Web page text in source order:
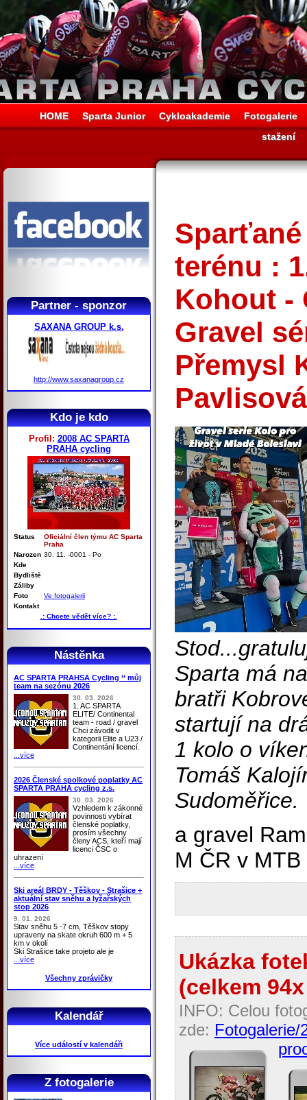
HOME Sparta Junior Cykloakademie
Fotogalerie
stažení
Partner - sponzor
SAXANA GROUP k.s.
http://www.saxanagroup.cz
Kdo je kdo
Profil: 2008 AC SPARTA
PRAHA cycling
Status
Oficiální člen týmu AC Sparta
Praha
Narozen 30. 11. -0001 - Po
Kde
Bydliště
Záliby
Foto
Ve fotogalerii
Kontakt
.: Chcete vědět více? :.
Nástěnka
AC SPARTA PRAHSA Cycling ‘‘ můj
team na sezónu 2026
30. 03. 2026
1. AC SPARTA
ELITE/ Continental
team - road / gravel
Chci závodit v
kategorii Elite a U23 /
Continentání licencí.
...více
2026 Členské spolkové poplatky AC
SPARTA PRAHA cycling z.s.
30. 03. 2026
Vzhledem k zákonné
povinnosti vybírat
členské poplatky,
prosím všechny
členy ACS, kteří mají
licenci ČSC o
uhrazení
...více
Ski areál BRDY - Těškov - Strašice +
aktuální stav sněhu a lyžařských
stop 2026
9. 01. 2026
Stav sněhu 5 -7 cm, Těškov stopy
upraveny na skate okruh 600 m + 5
km v okolí
Ski Strašice take projeto ale je
...více
Všechny zprávičky
Kalendář
Více událostí v kalendáři
Z fotogalerie
terénu :
Kohout -
Gravel
Přemysl
Pavlisová
Sparta má
bratři
startují na
1 kolo o
Tomáš
Sudoměřice.
a gravel
M ČR v
Ukázka
(celkem
INFO: Celou
zde: Fotogalerie/